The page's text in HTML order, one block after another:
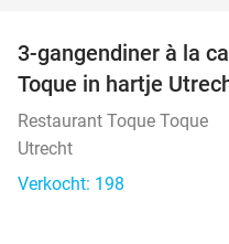
3-gangendiner à la
Toque in hartje
Restaurant Toque Toque
Utrecht
Verkocht: 198